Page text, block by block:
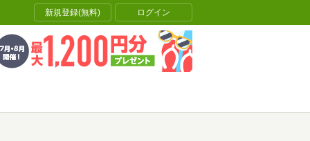
新規登録(無料) ログイン